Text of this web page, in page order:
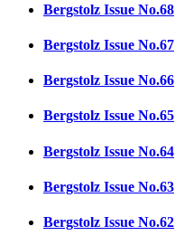
Bergstolz Issue No.68
Bergstolz Issue No.67
Bergstolz Issue No.66
Bergstolz Issue No.65
Bergstolz Issue No.64
Bergstolz Issue No.63
Bergstolz Issue No.62